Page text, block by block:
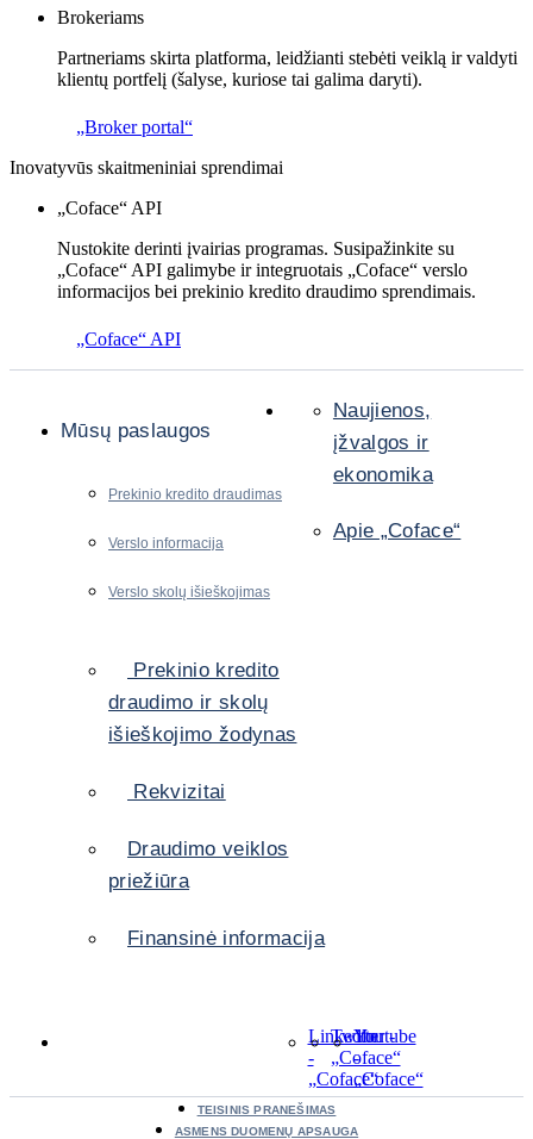
Brokeriams
Partneriams skirta platforma, leidžianti stebėti veiklą ir valdyti
klientų portfelį (šalyse, kuriose tai galima daryti).
„Broker portal“
Inovatyvūs skaitmeniniai sprendimai
„Coface“ API
Nustokite derinti įvairias programas. Susipažinkite su
„Coface“ API galimybe ir integruotais „Coface“ verslo
informacijos bei prekinio kredito draudimo sprendimais.
„Coface“ API
Mūsų paslaugos
Prekinio kredito draudimas
Verslo informacija
Verslo skolų išieškojimas
Naujienos,
įžvalgos ir
ekonomika
Apie „Coface“
Prekinio kredito
draudimo ir skolų
išieškojimo žodynas
Rekvizitai
Draudimo veiklos
priežiūra
Finansinė informacija
LinkedIn
-
„Coface“
Twitter-
„Coface“
Youtube
-
„Coface“
TEISINIS PRANEŠIMAS
ASMENS DUOMENŲ APSAUGA